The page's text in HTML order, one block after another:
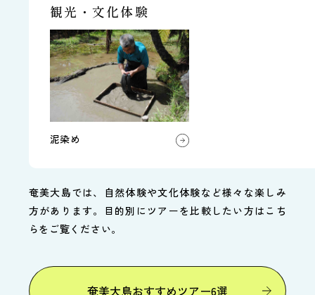
観光・文化体験
泥染め
奄美大島では、自然体験や文化体験など様々な楽しみ
方があります。目的別にツアーを比較したい方はこち
らをご覧ください。
奄美大島おすすめツアー6選